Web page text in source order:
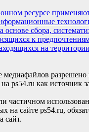
ресурсе
сбора,
к
на
медиафайлов разрешено
ps54.ru как источник
частичном
на сайте ps54.ru,
сайт.